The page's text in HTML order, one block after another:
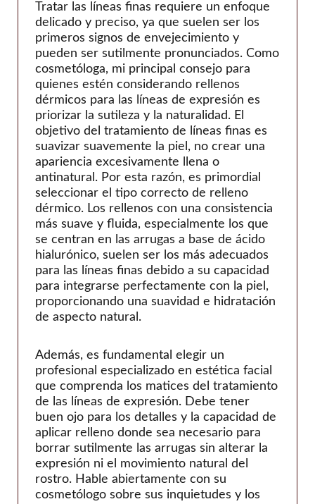
Tratar las líneas finas requiere un enfoque
delicado y preciso, ya que suelen ser los
primeros signos de envejecimiento y
pueden ser sutilmente pronunciados. Como
cosmetóloga, mi principal consejo para
quienes estén considerando rellenos
dérmicos para las líneas de expresión es
priorizar la sutileza y la naturalidad. El
objetivo del tratamiento de líneas finas es
suavizar suavemente la piel, no crear una
apariencia excesivamente llena o
antinatural. Por esta razón, es primordial
seleccionar el tipo correcto de relleno
dérmico. Los rellenos con una consistencia
más suave y fluida, especialmente los que
se centran en las arrugas a base de ácido
hialurónico, suelen ser los más adecuados
para las líneas finas debido a su capacidad
para integrarse perfectamente con la piel,
proporcionando una suavidad e hidratación
de aspecto natural.
Además, es fundamental elegir un
profesional especializado en estética facial
que comprenda los matices del tratamiento
de las líneas de expresión. Debe tener
buen ojo para los detalles y la capacidad de
aplicar relleno donde sea necesario para
borrar sutilmente las arrugas sin alterar la
expresión ni el movimiento natural del
rostro. Hable abiertamente con su
cosmetólogo sobre sus inquietudes y los